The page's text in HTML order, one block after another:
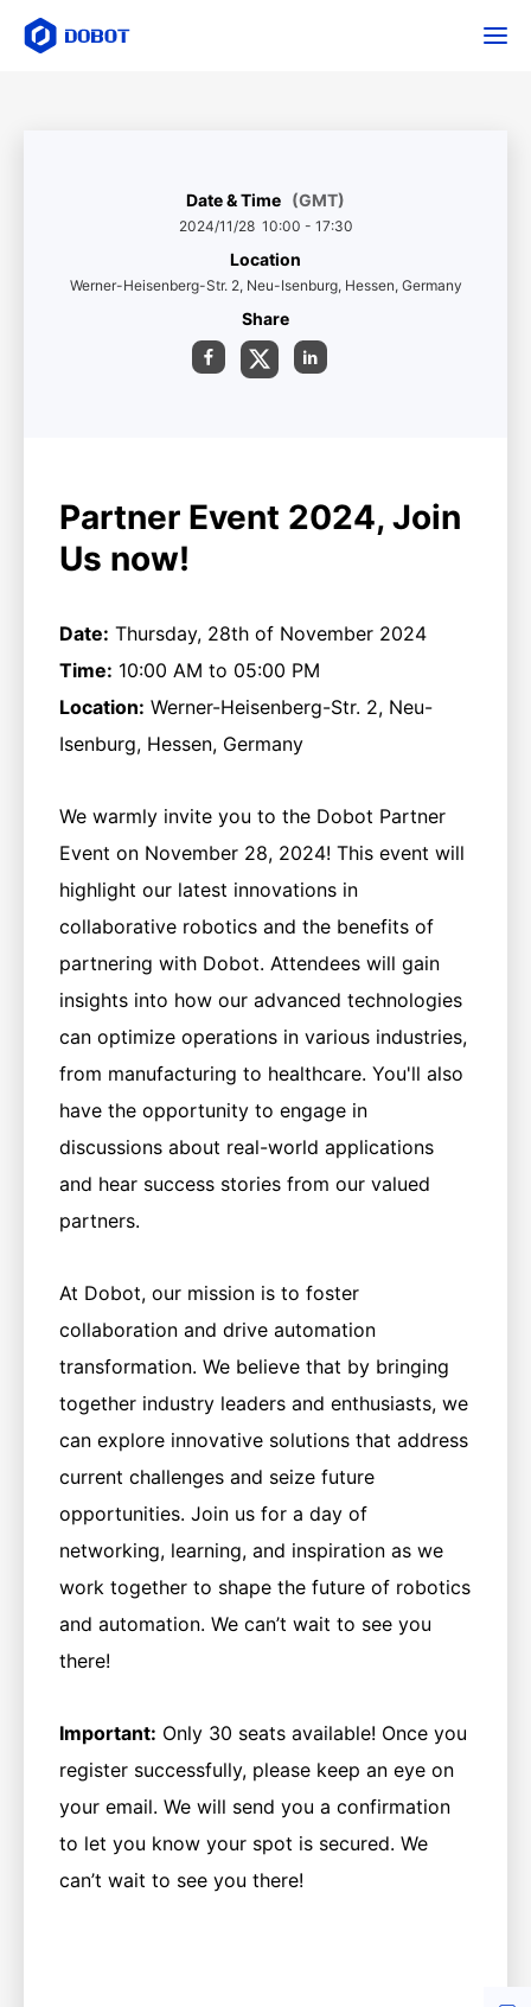
Partner Event 2024, Join
Us now!
Date: Thursday, 28th of November 2024
Time: 10:00 AM to 05:00 PM
Location: Werner-Heisenberg-Str. 2, Neu-
Isenburg, Hessen, Germany
We warmly invite you to the Dobot Partner
Event on November 28, 2024! This event will
highlight our latest innovations in
collaborative robotics and the benefits of
partnering with Dobot. Attendees will gain
insights into how our advanced technologies
can optimize operations in various industries,
from manufacturing to healthcare. You'll also
have the opportunity to engage in
discussions about real-world applications
and hear success stories from our valued
partners.
At Dobot, our mission is to foster
collaboration and drive automation
transformation. We believe that by bringing
together industry leaders and enthusiasts, we
can explore innovative solutions that address
current challenges and seize future
opportunities. Join us for a day of
networking, learning, and inspiration as we
work together to shape the future of robotics
and automation. We can’t wait to see you
there!
Important: Only 30 seats available! Once you
register successfully, please keep an eye on
your email. We will send you a confirmation
to let you know your spot is secured. We
can’t wait to see you there!
Date & Time (GMT)
2024/11/28 10:00 - 17:30
Location
Werner-Heisenberg-Str. 2, Neu-Isenburg, Hessen, Germany
Share